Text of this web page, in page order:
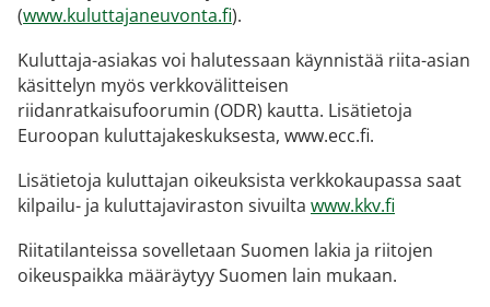
(www.kuluttajaneuvonta.fi).
Kuluttaja-asiakas voi halutessaan käynnistää riita-asian
käsittelyn myös verkkovälitteisen
riidanratkaisufoorumin (ODR) kautta. Lisätietoja
Euroopan kuluttajakeskuksesta, www.ecc.fi.
Lisätietoja kuluttajan oikeuksista verkkokaupassa saat
kilpailu- ja kuluttajaviraston sivuilta www.kkv.fi
Riitatilanteissa sovelletaan Suomen lakia ja riitojen
oikeuspaikka määräytyy Suomen lain mukaan.